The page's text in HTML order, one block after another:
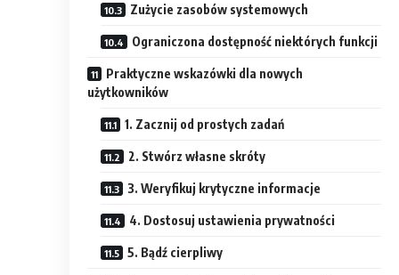
Zużycie zasobów systemowych
Ograniczona dostępność niektórych funkcji
Praktyczne wskazówki dla nowych
użytkowników
1. Zacznij od prostych zadań
2. Stwórz własne skróty
3. Weryfikuj krytyczne informacje
4. Dostosuj ustawienia prywatności
5. Bądź cierpliwy